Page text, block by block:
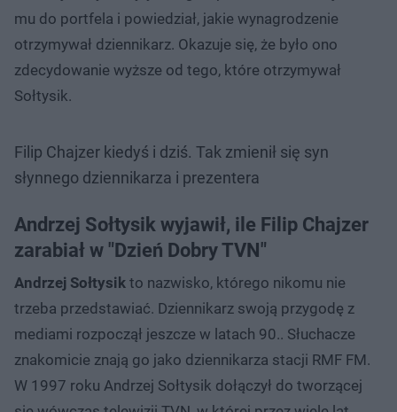
mu do portfela i powiedział, jakie wynagrodzenie
otrzymywał dziennikarz. Okazuje się, że było ono
zdecydowanie wyższe od tego, które otrzymywał
Sołtysik.
Filip Chajzer kiedyś i dziś. Tak zmienił się syn
słynnego dziennikarza i prezentera
Andrzej Sołtysik wyjawił, ile Filip Chajzer
zarabiał w "Dzień Dobry TVN"
Andrzej Sołtysik to nazwisko, którego nikomu nie
trzeba przedstawiać. Dziennikarz swoją przygodę z
mediami rozpoczął jeszcze w latach 90.. Słuchacze
znakomicie znają go jako dziennikarza stacji RMF FM.
W 1997 roku Andrzej Sołtysik dołączył do tworzącej